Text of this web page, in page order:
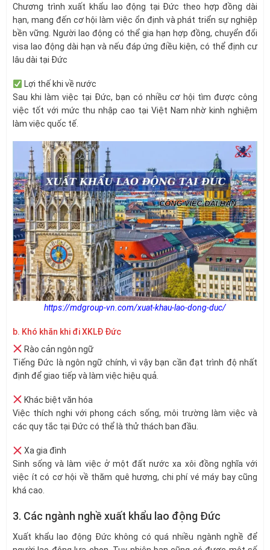
Chương trình xuất khẩu lao động tại Đức theo hợp đồng dài
hạn, mang đến cơ hội làm việc ổn định và phát triển sự nghiệp
bền vững. Người lao động có thể gia hạn hợp đồng, chuyển đổi
visa lao động dài hạn và nếu đáp ứng điều kiện, có thể định cư
lâu dài tại Đức
Lợi thế khi về nước
Sau khi làm việc tại Đức, bạn có nhiều cơ hội tìm được công
việc tốt với mức thu nhập cao tại Việt Nam nhờ kinh nghiệm
làm việc quốc tế.
https://mdgroup-vn.com/xuat-khau-lao-dong-duc/
b. Khó khăn khi đi XKLĐ Đức
Rào cản ngôn ngữ
Tiếng Đức là ngôn ngữ chính, vì vậy bạn cần đạt trình độ nhất
định để giao tiếp và làm việc hiệu quả.
Khác biệt văn hóa
Việc thích nghi với phong cách sống, môi trường làm việc và
các quy tắc tại Đức có thể là thử thách ban đầu.
Xa gia đình
Sinh sống và làm việc ở một đất nước xa xôi đồng nghĩa với
việc ít có cơ hội về thăm quê hương, chi phí vé máy bay cũng
khá cao.
3. Các ngành nghề xuất khẩu lao động Đức
Xuất khẩu lao động Đức không có quá nhiều ngành nghề để